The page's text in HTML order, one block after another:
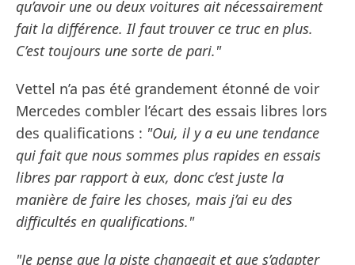
qu’avoir une ou deux voitures ait nécessairement
fait la différence. Il faut trouver ce truc en plus.
C’est toujours une sorte de pari."
Vettel n’a pas été grandement étonné de voir
Mercedes combler l’écart des essais libres lors
des qualifications : "Oui, il y a eu une tendance
qui fait que nous sommes plus rapides en essais
libres par rapport à eux, donc c’est juste la
manière de faire les choses, mais j’ai eu des
difficultés en qualifications."
"Je pense que la piste changeait et que s’adapter